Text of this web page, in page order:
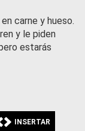
carne y hueso.
y le piden
estarás
INSERTAR